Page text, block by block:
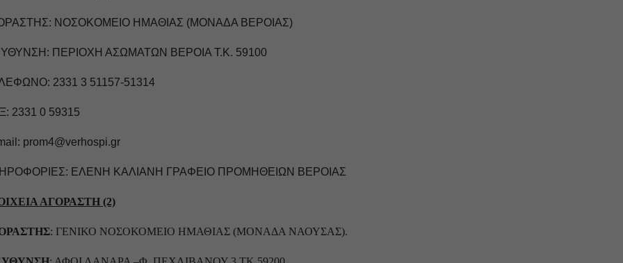
ΝΟΣΟΚΟΜΕΙΟ ΗΜΑΘΙΑΣ (ΜΟΝΑΔΑ ΒΕΡΟΙΑΣ)
ΠΕΡΙΟΧΗ ΑΣΩΜΑΤΩΝ ΒΕΡΟΙΑ Τ.Κ. 59100
2331 3 51157-51314
2331 0 59315
: prom4@verhospi.gr
ΕΛΕΝΗ ΚΑΛΙΑΝΗ ΓΡΑΦΕΙΟ ΠΡΟΜΗΘΕΙΩΝ ΒΕΡΟΙΑΣ
ΑΓΟΡΑΣΤΗ (2)
: ΓΕΝΙΚΟ ΝΟΣΟΚΟΜΕΙΟ ΗΜΑΘΙΑΣ (ΜΟΝΑΔΑ ΝΑΟΥΣΑΣ).